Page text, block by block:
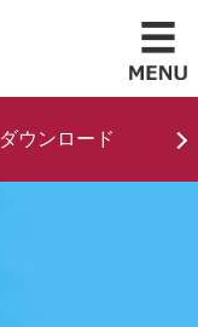
ダウンロード